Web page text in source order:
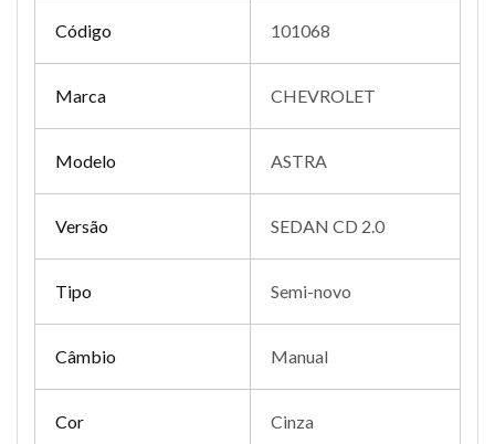
Código 101068
Marca CHEVROLET
Modelo ASTRA
Versão SEDAN CD 2.0
Tipo Semi-novo
Câmbio Manual
Cor Cinza